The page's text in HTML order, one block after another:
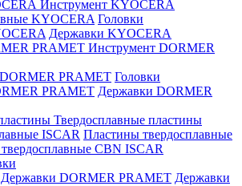
Инструмент KYOCERA
KYOCERA Головки
Державки KYOCERA
Инструмент DORMER
PRAMET Головки
PRAMET Державки DORMER
Твердосплавные пластины
ISCAR Пластины твердосплавные
CBN ISCAR
Державки DORMER PRAMET Державки